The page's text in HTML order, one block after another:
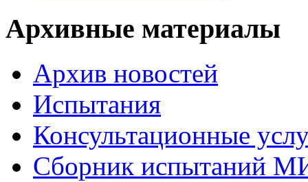
Архивные материалы
Архив новостей
Испытания
Консультационные
Сборник испытаний